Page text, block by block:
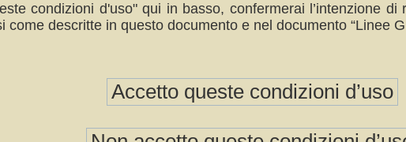
condizioni d'uso" qui in basso, confermerai l’intenzione
come descritte in questo documento e nel documento “Linee